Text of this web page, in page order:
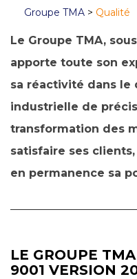
Groupe TMA > Qualité
Le Groupe TMA,
apporte toute son
sa réactivité dans le
industrielle de
transformation des
satisfaire ses
en permanence sa
LE GROUPE
9001 VERSION